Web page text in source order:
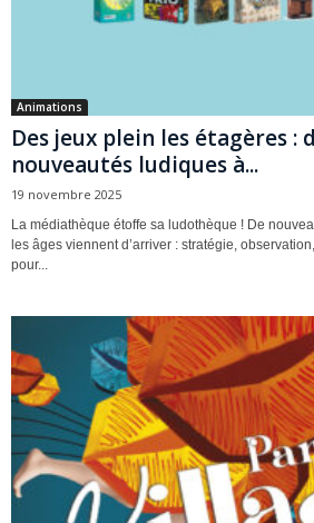
Animations
Des jeux plein les étagères :
nouveautés ludiques à...
19 novembre 2025
La médiathèque étoffe sa ludothèque ! De
les âges viennent d’arriver : stratégie,
pour...